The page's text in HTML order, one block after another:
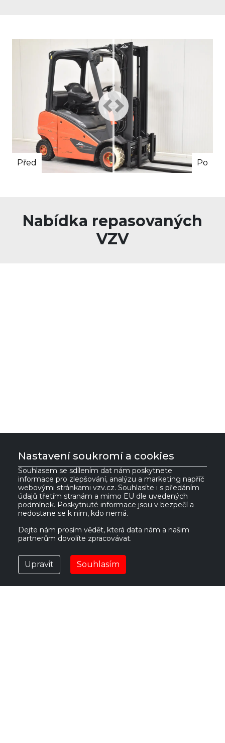
Před Po
Nabídka repasovaných
VZV
VZV GROUP s.r.o.
561 61 Červená Voda 535
Česká republika
IČ:
DIČ:CZ27469662
vzv@vzv.cz
Nastavení soukromí a cookies
Souhlasem se sdílením dat nám poskytnete
informace pro zlepšování, analýzu a marketing napříč
webovými stránkami vzv.cz. Souhlasíte i s předáním
údajů třetím stranám a mimo EU dle uvedených
podmínek. Poskytnuté informace jsou v bezpečí a
nedostane se k nim, kdo nemá.
Dejte nám prosím vědět, která data nám a našim
partnerům dovolíte zpracovávat.
Upravit Souhlasím